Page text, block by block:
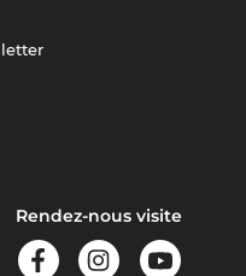
Rendez-nous visite